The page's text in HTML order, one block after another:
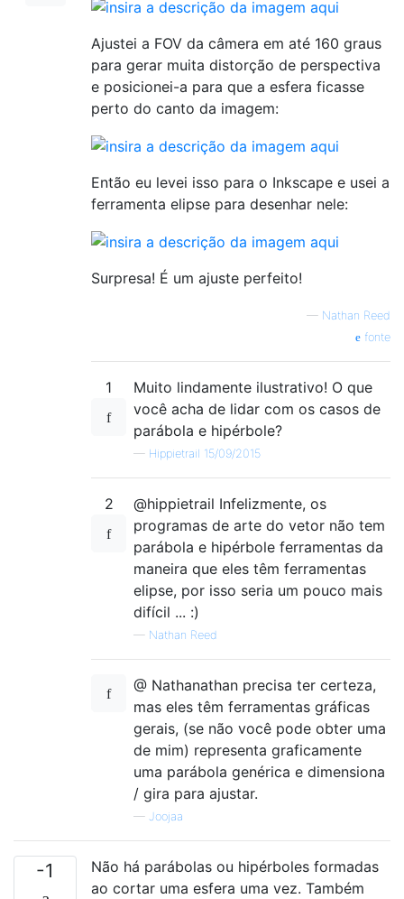
Ajustei a FOV da câmera em até 160 graus
para gerar muita distorção de perspectiva
e posicionei-a para que a esfera ficasse
perto do canto da imagem:
Então eu levei isso para o Inkscape e usei a
ferramenta elipse para desenhar nele:
Surpresa! É um ajuste perfeito!
— Nathan Reed
fonte
1
Muito lindamente ilustrativo! O que
você acha de lidar com os casos de
parábola e hipérbole?
— Hippietrail 15/09/2015
2
@hippietrail Infelizmente, os
programas de arte do vetor não tem
parábola e hipérbole ferramentas da
maneira que eles têm ferramentas
elipse, por isso seria um pouco mais
difícil ... :)
— Nathan Reed
@ Nathanathan precisa ter certeza,
mas eles têm ferramentas gráficas
gerais, (se não você pode obter uma
de mim) representa graficamente
uma parábola genérica e dimensiona
/ gira para ajustar.
— Joojaa
-1
Não há parábolas ou hipérboles formadas
ao cortar uma esfera uma vez. Também